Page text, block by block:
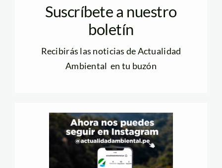
Suscríbete a nuestro
boletín
Recibirás las noticias de Actualidad
Ambiental en tu buzón